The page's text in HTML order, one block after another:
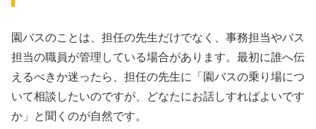
園バスのことは、担任の先生だけでなく、事務担当やバス
担当の職員が管理している場合があります。最初に誰へ伝
えるべきか迷ったら、担任の先生に「園バスの乗り場につ
いて相談したいのですが、どなたにお話しすればよいです
か」と聞くのが自然です。